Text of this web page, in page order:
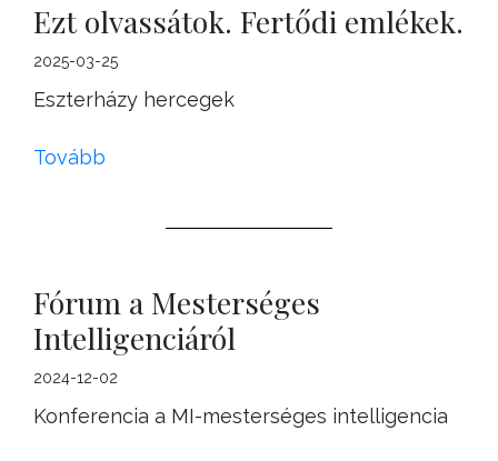
Ezt olvassátok. Fertődi emlékek.
2025-03-25
Eszterházy hercegek
Tovább
Fórum a Mesterséges
Intelligenciáról
2024-12-02
Konferencia a MI-mesterséges intelligencia